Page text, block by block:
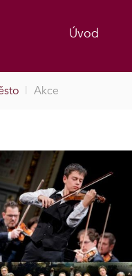
Úvod
| Akce